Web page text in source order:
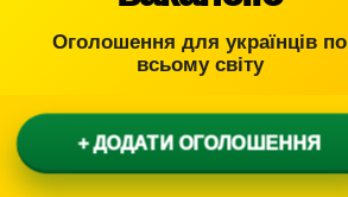
Оголошення для українців по
всьому світу
+ ДОДАТИ ОГОЛОШЕННЯ